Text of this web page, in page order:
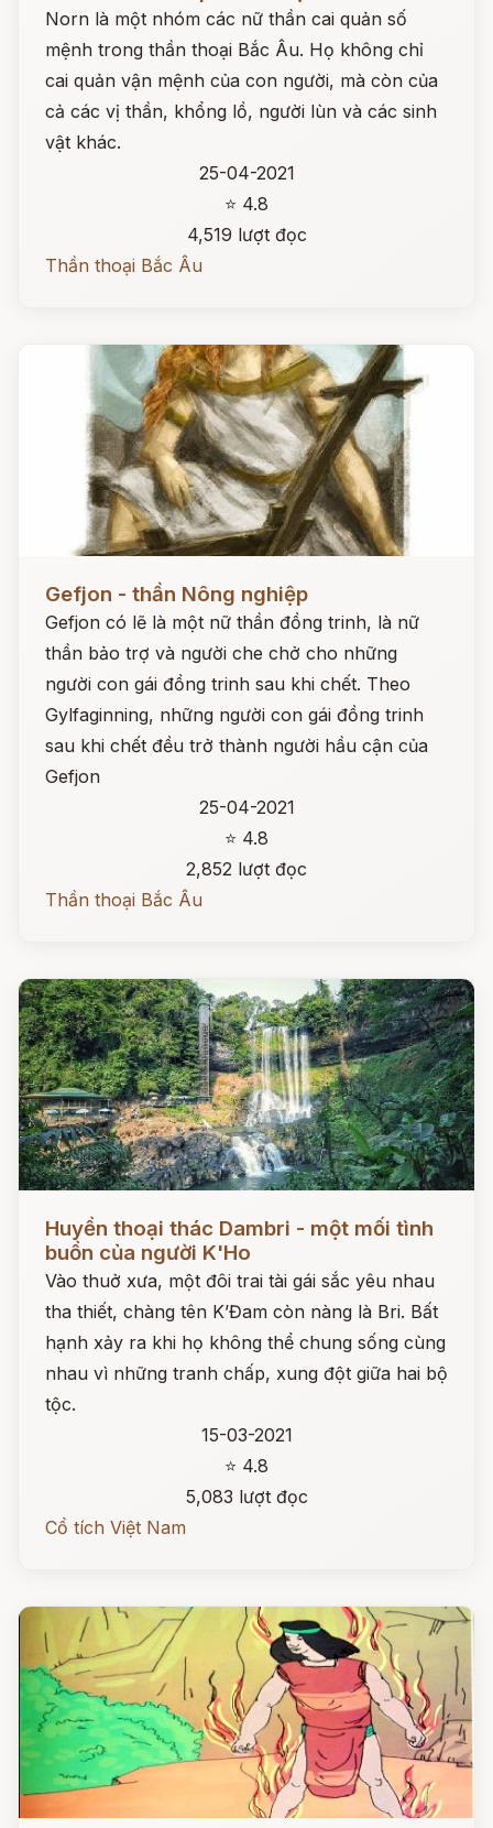
Norn là một nhóm các nữ thần cai quản số
mệnh trong thần thoại Bắc Âu. Họ không chỉ
cai quản vận mệnh của con người, mà còn của
cả các vị thần, khổng lồ, người lùn và các sinh
vật khác.
25-04-2021
⭐ 4.8
4,519 lượt đọc
Thần thoại Bắc Âu
Gefjon - thần Nông nghiệp
Gefjon có lẽ là một nữ thần đồng trinh, là nữ
thần bảo trợ và người che chở cho những
người con gái đồng trinh sau khi chết. Theo
Gylfaginning, những người con gái đồng trinh
sau khi chết đều trở thành người hầu cận của
Gefjon
25-04-2021
⭐ 4.8
2,852 lượt đọc
Thần thoại Bắc Âu
Đọc ngay
Huyền thoại thác Dambri - một mối tình
buồn của người K'Ho
Vào thuở xưa, một đôi trai tài gái sắc yêu nhau
tha thiết, chàng tên K’Đam còn nàng là Bri. Bất
hạnh xảy ra khi họ không thể chung sống cùng
nhau vì những tranh chấp, xung đột giữa hai bộ
tộc.
15-03-2021
⭐ 4.8
5,083 lượt đọc
Cổ tích Việt Nam